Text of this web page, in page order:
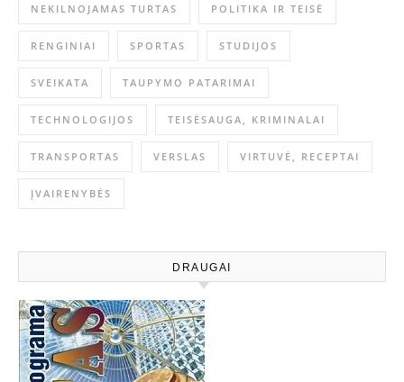
NEKILNOJAMAS TURTAS POLITIKA IR TEISĖ
RENGINIAI SPORTAS STUDIJOS
SVEIKATA TAUPYMO PATARIMAI
TECHNOLOGIJOS TEISĖSAUGA, KRIMINALAI
TRANSPORTAS VERSLAS VIRTUVĖ, RECEPTAI
ĮVAIRENYBĖS
DRAUGAI